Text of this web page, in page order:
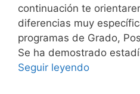
continuación te
diferencias muy
programas de Grado,
Se ha demostrado
Seguir leyendo